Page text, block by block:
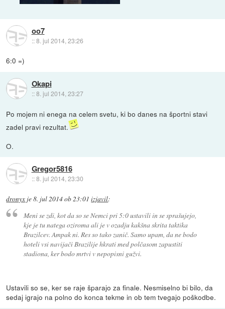
oo7
::8. jul 2014, 23:26
6:0 =)
Okapi
::8. jul 2014, 23:27
Po mojem ni enega na celem svetu, ki bo danes na športni stavi
zadel pravi rezultat.
O.
Gregor5816
::8. jul 2014, 23:30
dronyx je8. jul 2014 ob 23:01 izjavil:
Meni se zdi, kot da so se Nemci pri 5:0 ustavili in se sprašujejo,
kje je tu natega oziroma ali je v ozadju kakšna skrita taktika
Brazilcev. Ampak ni. Res so tako zanič. Samo upam, da ne bodo
hoteli vsi navijači Brazilije hkrati med polčasom zapustiti
stadiona, ker bodo mrtvi v nepopisni gužvi.
Ustavili so se, ker se raje šparajo za finale. Nesmiselno bi bilo, da
sedaj igrajo na polno do konca tekme in ob tem tvegajo poškodbe.